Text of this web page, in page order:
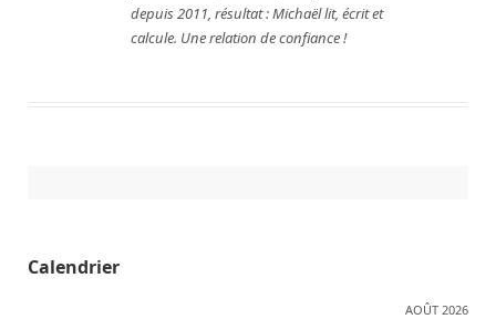
depuis 2011, résultat : Michaël lit, écrit et
calcule. Une relation de confiance !
Calendrier
AOÛT 2026